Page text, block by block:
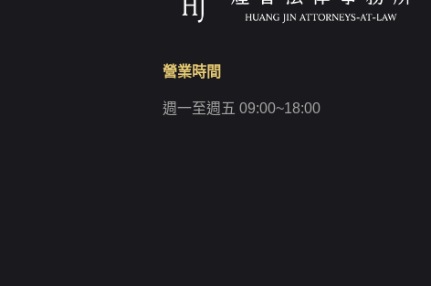
營業時間
週一至週五 09:00~18:00